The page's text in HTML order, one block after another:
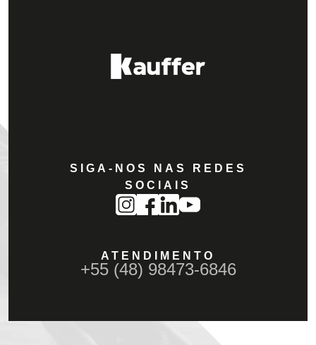
SIGA-NOS NAS REDES
SOCIAIS
ATENDIMENTO
+55 (48) 98473-6846